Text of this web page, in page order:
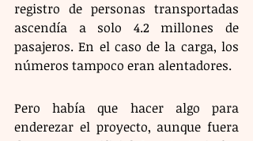
registro de personas transportadas
ascendía a solo 4.2 millones de
pasajeros. En el caso de la carga, los
números tampoco eran alentadores.
Pero había que hacer algo para
enderezar el proyecto, aunque fuera